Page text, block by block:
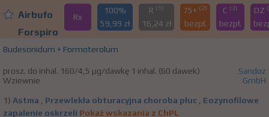
Airbufo
Forspiro
Rx
100%
59,99 zł
R (1)
16,24 zł
75+ (2)
bezpł.
C (3)
bezpł.
DZ
Budesonidum + Formoterolum
prosz. do inhal. 160/4,5 µg/dawkę 1 inhal. (60 dawek)
Wziewnie
Sandoz
GmbH
1) Astma , Przewlekła obturacyjna choroba płuc , Eozynofilowe
zapalenie oskrzeli Pokaż wskazania z ChPL